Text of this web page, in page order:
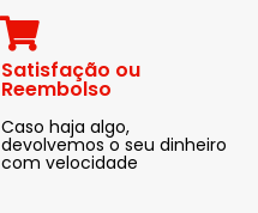
Satisfação ou
Reembolso
Caso haja algo,
devolvemos o seu dinheiro
com velocidade